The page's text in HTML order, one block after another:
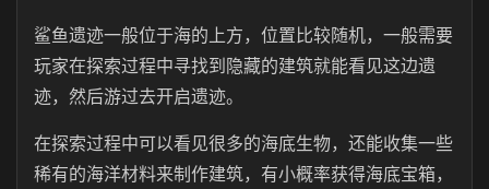
鲨鱼遗迹一般位于海的上方，位置比较随机，一般需要
玩家在探索过程中寻找到隐藏的建筑就能看见这边遗
迹，然后游过去开启遗迹。
在探索过程中可以看见很多的海底生物，还能收集一些
稀有的海洋材料来制作建筑，有小概率获得海底宝箱，